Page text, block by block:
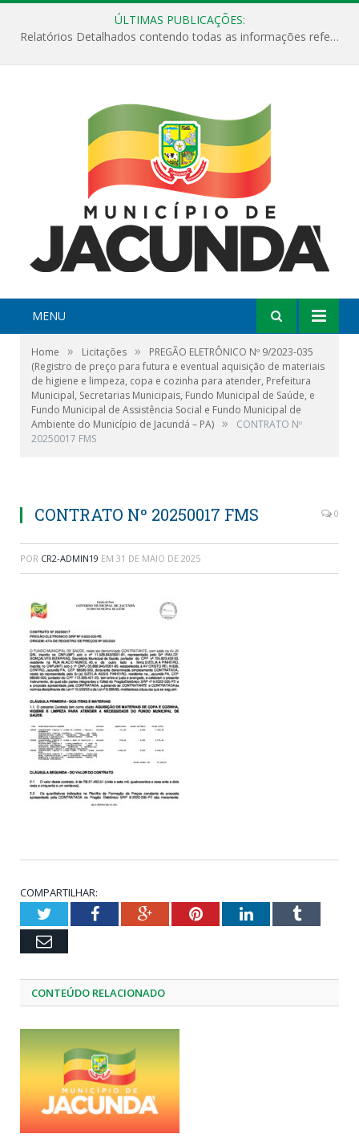
ÚLTIMAS PUBLICAÇÕES:
Relatórios Detalhados contendo todas as informações referentes a execução de recursos destinados ao fomento de projetos culturais no Município de Jacundá entre os anos de 2022 ao presente ano de 2026.
MENU
Home » Licitações »
PREGÃO ELETRÔNICO Nº 9/2023-035
(Registro de preço para futura e eventual aquisição de materiais
de higiene e limpeza, copa e cozinha para atender, Prefeitura
Municipal, Secretarias Municipais, Fundo Municipal de Saúde, e
Fundo Municipal de Assistência Social e Fundo Municipal de
Ambiente do Município de Jacundá – PA) »
CONTRATO Nº
20250017 FMS
CONTRATO Nº 20250017 FMS 0
POR CR2-ADMIN19 EM 31 DE MAIO DE 2025
COMPARTILHAR:
TwitterFacebookGoogle+PinterestLinkedInTumblr
Email
CONTEÚDO RELACIONADO